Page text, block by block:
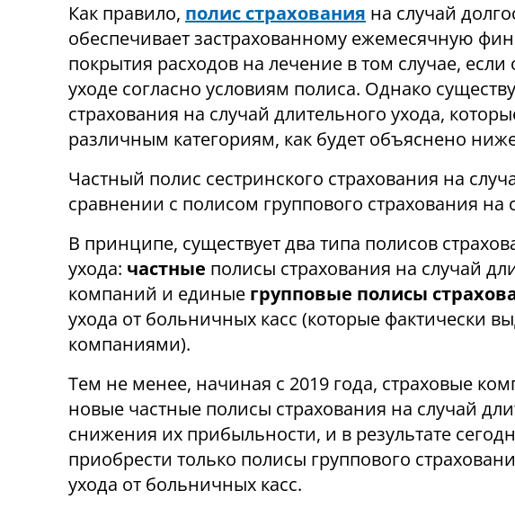
Как правило, полис страхования на случай
обеспечивает застрахованному ежемесячную
покрытия расходов на лечение в том случае,
уходе согласно условиям полиса. Однако
страхования на случай длительного ухода,
различным категориям, как будет объяснено
Частный полис сестринского страхования на
сравнении с полисом группового страхования на
В принципе, существует два типа полисов
ухода: частные полисы страхования на случай
компаний и единые групповые полисы
ухода от больничных касс (которые фактически
компаниями).
Тем не менее, начиная с 2019 года, страховые
новые частные полисы страхования на случай
снижения их прибыльности, и в результате
приобрести только полисы группового
ухода от больничных касс.